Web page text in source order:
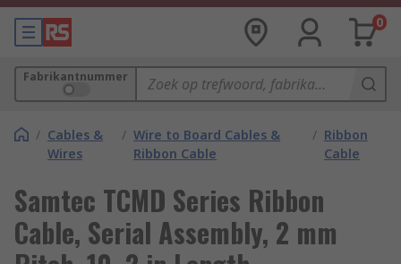
0
Fabrikantnummer
/ Cables &
Wires
/ Wire to Board Cables &
Ribbon Cable
/ Ribbon
Cable
Samtec TCMD Series Ribbon
Cable, Serial Assembly, 2 mm